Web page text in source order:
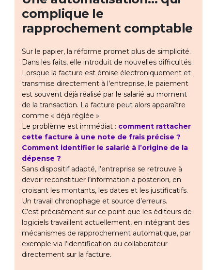
complique le
rapprochement comptable
Sur le papier, la réforme promet plus de simplicité.
Dans les faits, elle introduit de nouvelles difficultés.
Lorsque la facture est émise électroniquement et
transmise directement à l’entreprise, le paiement
est souvent déjà réalisé par le salarié au moment
de la transaction. La facture peut alors apparaître
comme « déjà réglée ».
Le problème est immédiat : comment rattacher
cette facture à une note de frais précise ?
Comment identifier le salarié à l’origine de la
dépense ?
Sans dispositif adapté, l’entreprise se retrouve à
devoir reconstituer l’information a posteriori, en
croisant les montants, les dates et les justificatifs.
Un travail chronophage et source d’erreurs.
C’est précisément sur ce point que les éditeurs de
logiciels travaillent actuellement, en intégrant des
mécanismes de rapprochement automatique, par
exemple via l’identification du collaborateur
directement sur la facture.